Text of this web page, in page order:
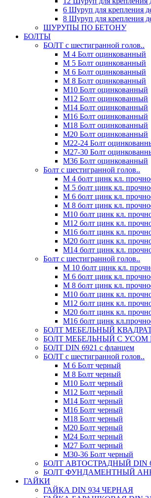
6 Шуруп для крепления
8 Шуруп для крепления
ШУРУПЫ ПО БЕТОНУ
БОЛТЫ
БОЛТ с шестигранной голов..
М 4 Болт оцинкованный
М 5 Болт оцинкованный
М 6 Болт оцинкованный
М 8 Болт оцинкованный
М10 Болт оцинкованный
М12 Болт оцинкованный
М14 Болт оцинкованный
М16 Болт оцинкованный
М18 Болт оцинкованный
М20 Болт оцинкованный
М22-24 Болт
М27-30 Болт
М36 Болт оцинкованный
Болт с шестигранной голов..
М 4 болт цинк кл.
М 5 болт цинк кл.
М 6 болт цинк кл.
М 8 болт цинк кл.
М10 болт цинк кл.
М12 болт цинк кл.
М16 болт цинк кл.
М20 болт цинк кл.
М14 болт цинк кл.
Болт с шестигранной голов..
М 10 болт цинк кл.
М 6 болт цинк кл.
М 8 болт цинк кл.
М10 болт цинк кл.
М12 болт цинк кл.
М20 болт цинк кл.
М16 болт цинк
БОЛТ МЕБЕЛЬНЫЙ
БОЛТ МЕБЕЛЬНЫЙ С УСОМ
БОЛТ DIN 6921 c фланцем
БОЛТ с шестигранной голов..
М 6 Болт черный
М 8 Болт черный
М10 Болт черный
М12 Болт черный
М14 Болт черный
М16 Болт черный
М18 Болт черный
М20 Болт черный
М24 Болт черный
М27 Болт черный
М30-36 Болт черный
БОЛТ АВТОСТРАДНЫЙ DIN
БОЛТ ФУНДАМЕНТНЫЙ
ГАЙКИ
ГАЙКА DIN 934 ЧЕРНАЯ